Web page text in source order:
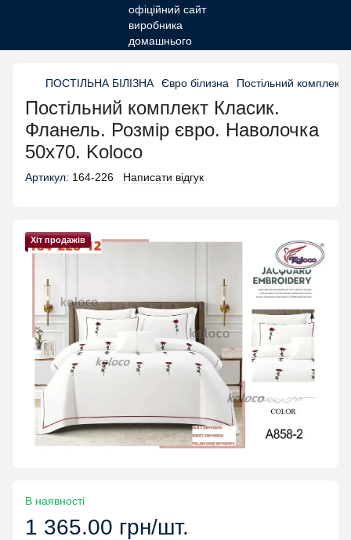
ПОСТІЛЬНА БІЛІЗНА Євро білизна Постільний
Постільний комплект Класик.
Фланель. Розмір євро. Наволочка
50х70. Koloco
Артикул: 164-226 Написати відгук
Хіт продажів
В наявності
1 365.00 грн/шт.